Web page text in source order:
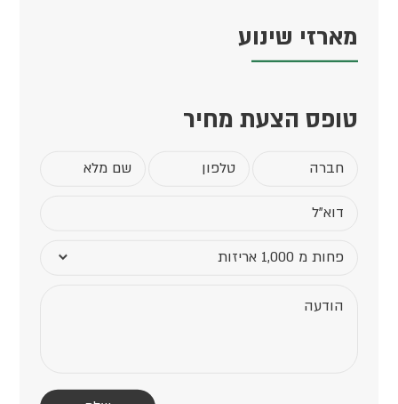
מארזי שינוע
טופס הצעת מחיר